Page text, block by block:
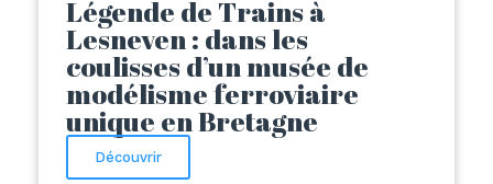
Légende de Trains à
Lesneven : dans les
coulisses d’un musée de
modélisme ferroviaire
unique en Bretagne
Découvrir